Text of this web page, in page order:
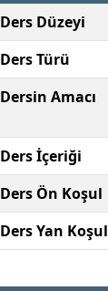
Ders Düzeyi
Ders Türü
Dersin Amacı
Ders İçeriği
Ders Ön Koşul
Ders Yan Koşul